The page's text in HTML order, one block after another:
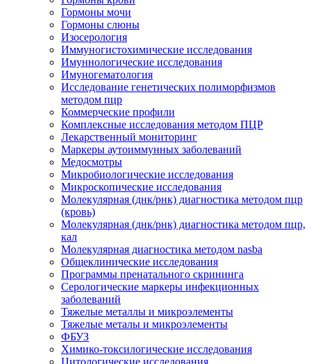
Гормоны мочи
Гормоны слюны
Изосерология
Иммуногистохимические исследования
Имуннологические исследования
Имуногематология
Исследование генетических полиморфизмов
методом пцр
Коммерческие профили
Комплексные исследования методом ПЦР
Лекарственный мониторинг
Маркеры аутоиммунных заболеваний
Медосмотры
Микробиологические исследования
Микроскопические исследования
Молекулярная (днк/рнк) диагностика методом пцр
(кровь)
Молекулярная (днк/рнк) диагностика методом пцр,
кал
Молекулярная диагностика методом nasba
Общеклинические исследования
Программы пренатального скрининга
Серологические маркеры инфекционных
заболеваний
Тяжелые металлы и микроэлементы
Тяжелые металы и микроэлементы
ФБУЗ
Химико-токсилогические исследования
Цитологические исследования